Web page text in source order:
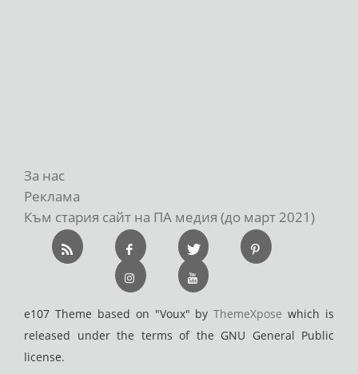
За нас
Реклама
Към стария сайт на ПА медия (до март 2021)
e107 Theme based on "Voux" byThemeXpose which is
released under the terms of the GNU General Public
license.